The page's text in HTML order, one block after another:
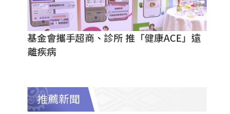
基金會攜手超商、診所 推「健康ACE」遠
離疾病
推薦新聞